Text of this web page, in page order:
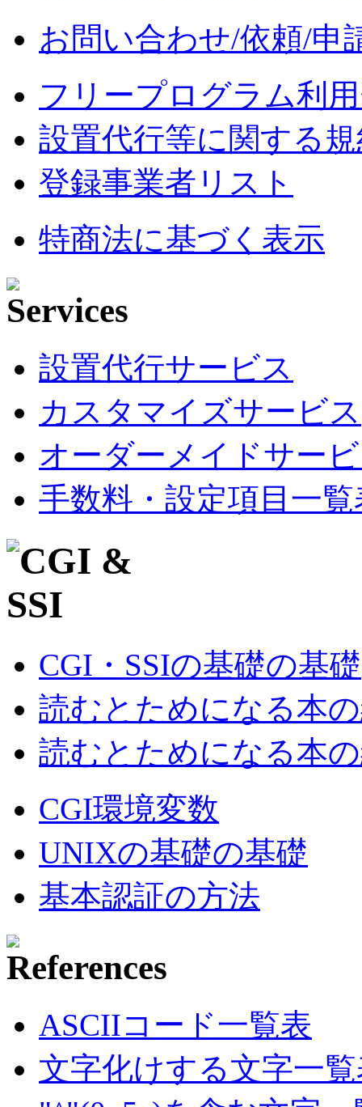
お問い合わせ/依頼/申
フリープログラム利
設置代行等に関する
登録事業者リスト
特商法に基づく表示
設置代行サービス
カスタマイズサービス
オーダーメイドサー
手数料・設定項目一覧
CGI・SSIの基礎の基礎
読むとためになる本
読むとためになる本
CGI環境変数
UNIXの基礎の基礎
基本認証の方法
ASCIIコード一覧表
文字化けする文字一